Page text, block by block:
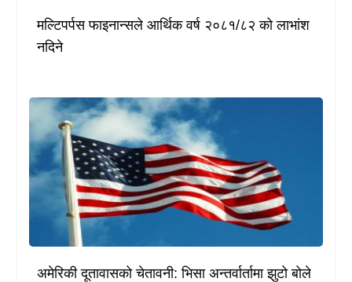
मल्टिपर्पस फाइनान्सले आर्थिक वर्ष २०८१/८२ को लाभांश
नदिने
अमेरिकी दूतावासको चेतावनी: भिसा अन्तर्वार्तामा झुटो बोले